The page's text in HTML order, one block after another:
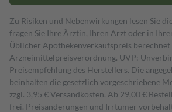
Zu Risiken und Nebenwirkungen lesen Sie
fragen Sie Ihre Ärztin, Ihren Arzt oder in
Üblicher Apothekenverkaufspreis berechnet
Arzneimittelpreisverordnung. UVP:
Preisempfehlung des Herstellers. Die
beinhalten die gesetzlich vorgeschriebene
zzgl. 3,95 € Versandkosten. Ab 29,00 €
frei. Preisänderungen und Irrtümer